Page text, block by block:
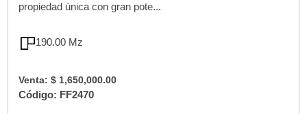
propiedad única con gran pote...
190.00 Mz
Venta: $ 1,650,000.00
Código: FF2470